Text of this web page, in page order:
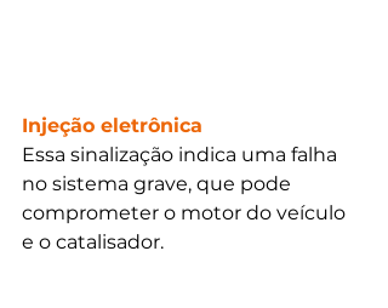
Injeção eletrônica
Essa sinalização indica uma falha
no sistema grave, que pode
comprometer o motor do veículo
e o catalisador.